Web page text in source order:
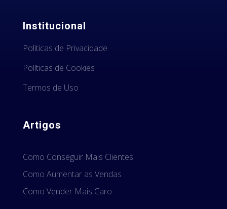
Institucional
Politicas de Privacidade
Políticas de Cookies
Termos de Uso
Artigos
Como Conseguir Mais Clientes
Como Aumentar as Vendas
Como Vender Mais Caro